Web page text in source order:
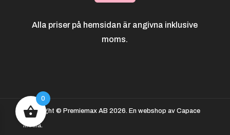
Alla priser på hemsidan är angivna inklusive
moms.
Copyright © Premiemax AB 2026. En webshop av Capace
Media.
0